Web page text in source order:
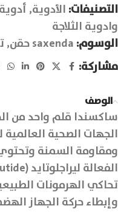
التصنيفات: الأدوية,
وادوية الثلاجة
الوسوم: saxenda حقن ,
مشاركة:
الوصف
ساكسندا قلم واحد من
الجهات الصحية العالمية
تحاكي الهرمونات
وإبطاء حركة الجهاز